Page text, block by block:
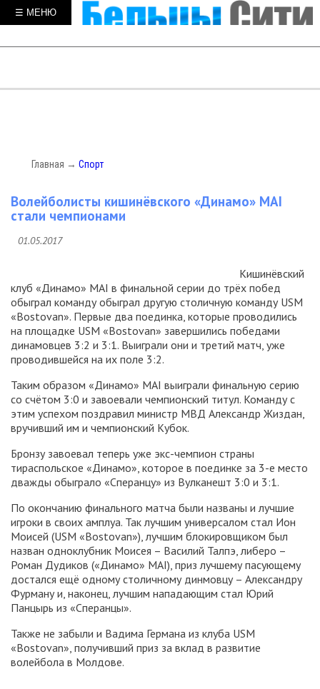
☰ МЕНЮ
Главная → Спорт
Волейболисты кишинёвского «Динамо» MAI
стали чемпионами
01.05.2017
Кишинёвский
клуб «Динамо» MAI в финальной серии до трёх побед
обыграл команду обыграл другую столичную команду USM
«Bostovan». Первые два поединка, которые проводились
на площадке USM «Bostovan» завершились победами
динамовцев 3:2 и 3:1. Выиграли они и третий матч, уже
проводившейся на их поле 3:2.
Таким образом «Динамо» MAI выиграли финальную серию
со счётом 3:0 и завоевали чемпионский титул. Команду с
этим успехом поздравил министр МВД Александр Жиздан,
вручивший им и чемпионский Кубок.
Бронзу завоевал теперь уже экс-чемпион страны
тираспольское «Динамо», которое в поединке за 3-е место
дважды обыграло «Сперанцу» из Вулканешт 3:0 и 3:1.
По окончанию финального матча были названы и лучшие
игроки в своих амплуа. Так лучшим универсалом стал Ион
Моисей (USM «Bostovan»), лучшим блокировщиком был
назван одноклубник Моисея – Василий Талпэ, либеро –
Роман Дудиков («Динамо» MAI), приз лучшему пасующему
достался ещё одному столичному динмовцу – Александру
Фурману и, наконец, лучшим нападающим стал Юрий
Панцырь из «Сперанцы».
Также не забыли и Вадима Германа из клуба USM
«Bostovan», получивший приз за вклад в развитие
волейбола в Молдове.